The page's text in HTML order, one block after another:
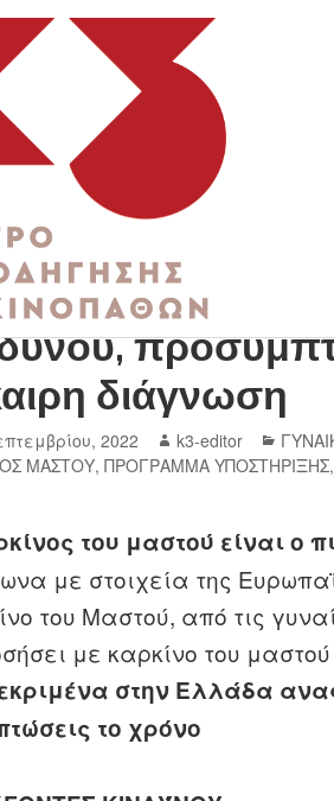
ΚΑΡΚΙΝΟΠΑΘΩΝ
του
διάγνωση
2022 k3-editor
ΜΑΣΤΟΥ,ΠΡΟΓΡΑΜΜΑ ΥΠΟΣΤΗΡΙΞΗΣ
του μαστού είναι ο
με στοιχεία της
του Μαστού, από τις
με καρκίνο του
στην Ελλάδα
το χρόνο